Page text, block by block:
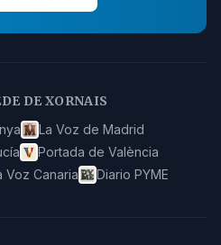
DE XORNAIS
La Voz de Madrid
Portada de València
Voz Canaria Diario PYME